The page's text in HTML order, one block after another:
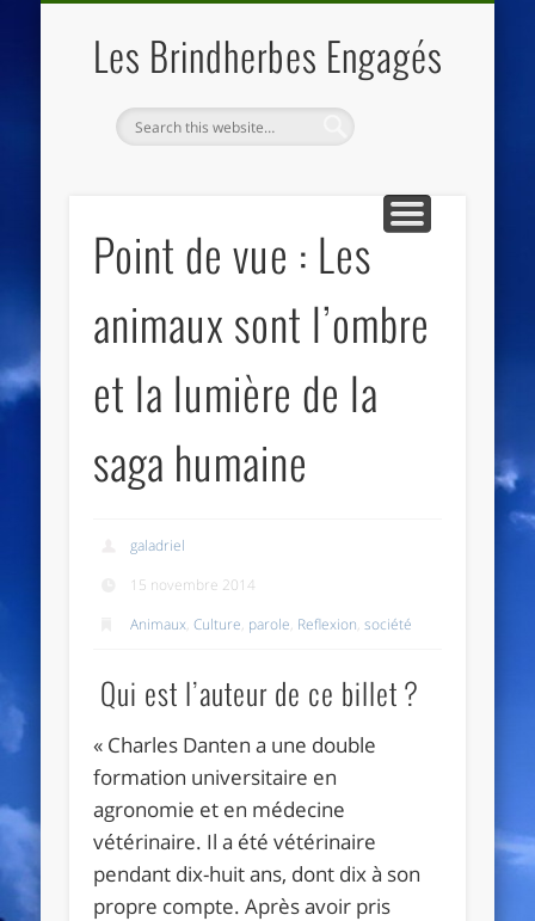
Les Brindherbes Engagés
Point de vue : Les
animaux sont l’ombre
et la lumière de la
saga humaine
galadriel
15 novembre 2014
Animaux,Culture, parole, Reflexion,société
Qui est l’auteur de ce billet ?
« Charles Danten a une double
formation universitaire en
agronomie et en médecine
vétérinaire. Il a été vétérinaire
pendant dix-huit ans, dont dix à son
propre compte. Après avoir pris